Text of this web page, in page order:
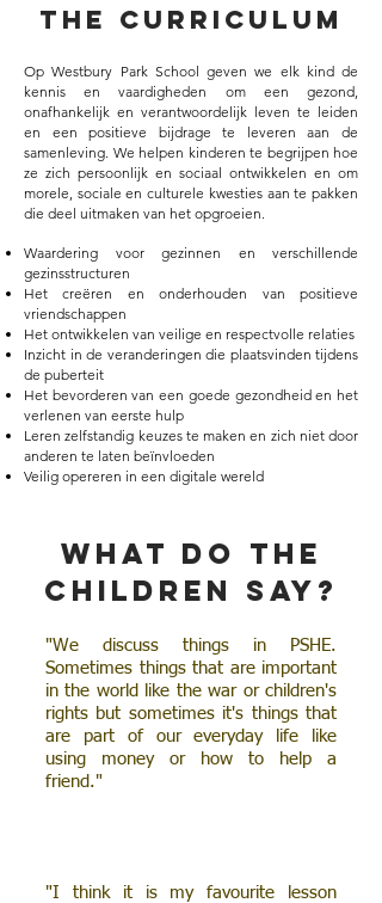
THE CURRICULUM
Op Westbury Park School geven we elk kind de
kennis en vaardigheden om een gezond,
onafhankelijk en verantwoordelijk leven te leiden
en een positieve bijdrage te leveren aan de
samenleving. We helpen kinderen te begrijpen hoe
ze zich persoonlijk en sociaal ontwikkelen en om
morele, sociale en culturele kwesties aan te pakken
die deel uitmaken van het opgroeien.
Waardering voor gezinnen en verschillende
gezinsstructuren
Het creëren en onderhouden van positieve
vriendschappen
Het ontwikkelen van veilige en respectvolle relaties
Inzicht in de veranderingen die plaatsvinden tijdens
de puberteit
Het bevorderen van een goede gezondheid en het
verlenen van eerste hulp
Leren zelfstandig keuzes te maken en zich niet door
anderen te laten beïnvloeden
Veilig opereren in een digitale wereld
What do the
children say?
"We discuss things in PSHE.
Sometimes things that are important
in the world like the war or children's
rights but sometimes it's things that
are part of our everyday life like
using money or how to help a
friend."
"I think it is my favourite lesson